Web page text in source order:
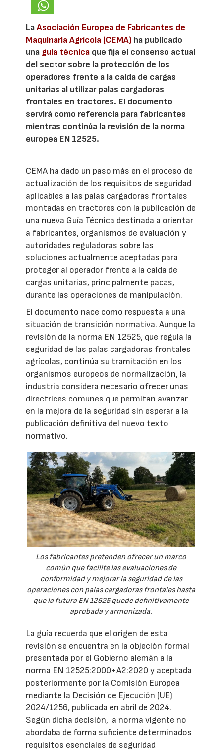
LaAsociación Europea de Fabricantes de
Maquinaria Agrícola (CEMA) ha publicado
una guía técnica que fija el consenso actual
del sector sobre la protección de los
operadores frente a la caída de cargas
unitarias al utilizar palas cargadoras
frontales en tractores. El documento
servirá como referencia para fabricantes
mientras continúa la revisión de la norma
europea EN 12525.
CEMA ha dado un paso más en el proceso de
actualización de los requisitos de seguridad
aplicables a las palas cargadoras frontales
montadas en tractores con la publicación de
una nueva Guía Técnica destinada a orientar
a fabricantes, organismos de evaluación y
autoridades reguladoras sobre las
soluciones actualmente aceptadas para
proteger al operador frente a la caída de
cargas unitarias, principalmente pacas,
durante las operaciones de manipulación.
El documento nace como respuesta a una
situación de transición normativa. Aunque la
revisión de la norma EN 12525, que regula la
seguridad de las palas cargadoras frontales
agrícolas, continúa su tramitación en los
organismos europeos de normalización, la
industria considera necesario ofrecer unas
directrices comunes que permitan avanzar
en la mejora de la seguridad sin esperar a la
publicación definitiva del nuevo texto
normativo.
Los fabricantes pretenden ofrecer un marco
común que facilite las evaluaciones de
conformidad y mejorar la seguridad de las
operaciones con palas cargadoras frontales hasta
que la futura EN 12525 quede definitivamente
aprobada y armonizada.
La guía recuerda que el origen de esta
revisión se encuentra en la objeción formal
presentada por el Gobierno alemán a la
norma EN 12525:2000+A2:2020 y aceptada
posteriormente por la Comisión Europea
mediante la Decisión de Ejecución (UE)
2024/1256, publicada en abril de 2024.
Según dicha decisión, la norma vigente no
abordaba de forma suficiente determinados
requisitos esenciales de seguridad